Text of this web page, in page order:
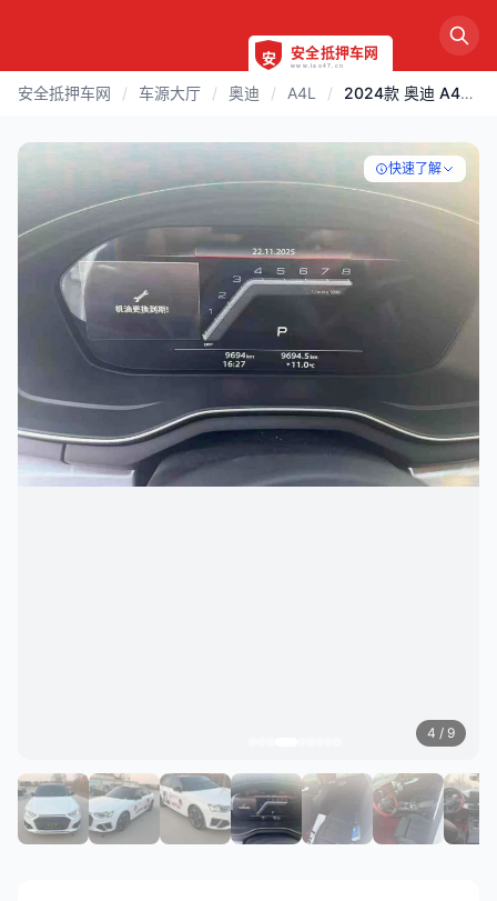
安全抵押车网 / 车源大厅 / 奥迪 / A4L / 2024款 奥迪 A4L | 天津
快速了解
5 / 9